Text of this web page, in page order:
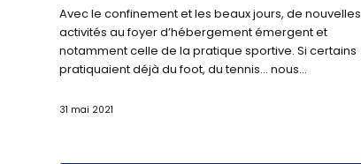
Avec le confinement et les beaux jours, de nouvelles
activités au foyer d’hébergement émergent et
notamment celle de la pratique sportive. Si certains
pratiquaient déjà du foot, du tennis… nous…
31 mai 2021